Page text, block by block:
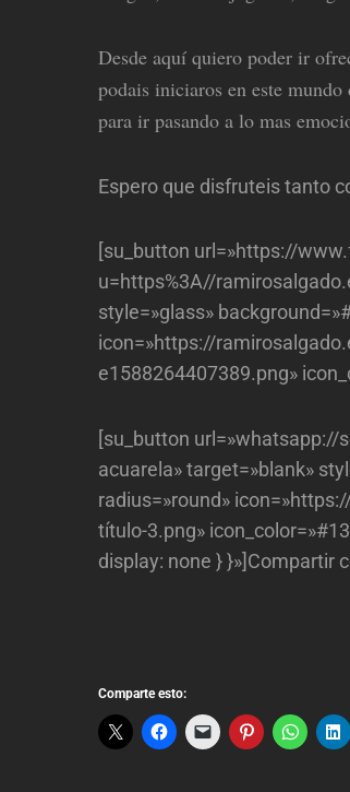
Desde aquí quiero poder ir
podais iniciaros en este
para ir pasando a lo mas
Espero que disfruteis tanto
[su_button url=»https://
u=https%3A//
style=»glass»
icon=»https://
e1588264407389.png»
[su_button
acuarela» target=»blank»
radius=»round»
título-3.png»
display: none } }»]Compartir
Comparte esto: